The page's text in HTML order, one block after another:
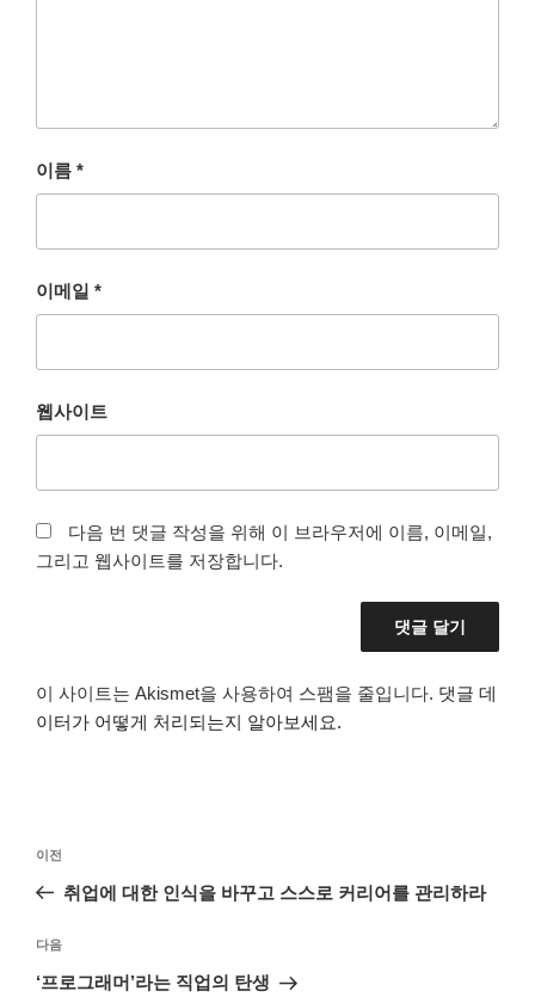
이름 *
이메일 *
웹사이트
다음 번 댓글 작성을 위해 이 브라우저에 이름, 이메일,
그리고 웹사이트를 저장합니다.
이 사이트는 Akismet을 사용하여 스팸을 줄입니다. 댓글 데
이터가 어떻게 처리되는지 알아보세요.
색
이
전
이전
취업에 대한 인식을 바꾸고 스스로 커리어를 관리하라
다
음
다음
‘프로그래머’라는 직업의 탄생